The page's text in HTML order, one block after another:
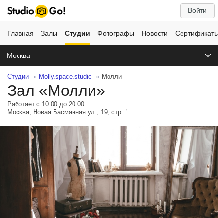
Войти
Главная Залы Студии Фотографы Новости
Москва
Студии Molly.space.studio Молли
Зал «Молли»
Работает с 10:00 до 20:00
Москва, Новая Басманная ул., 19, стр. 1